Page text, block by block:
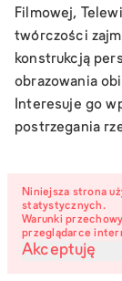
Filmowej,
twórczości
konstrukcją
obrazowania
Interesuje go
postrzegania
Niniejsza strona
statystycznych.
Warunki
przeglądarce
Akceptuję